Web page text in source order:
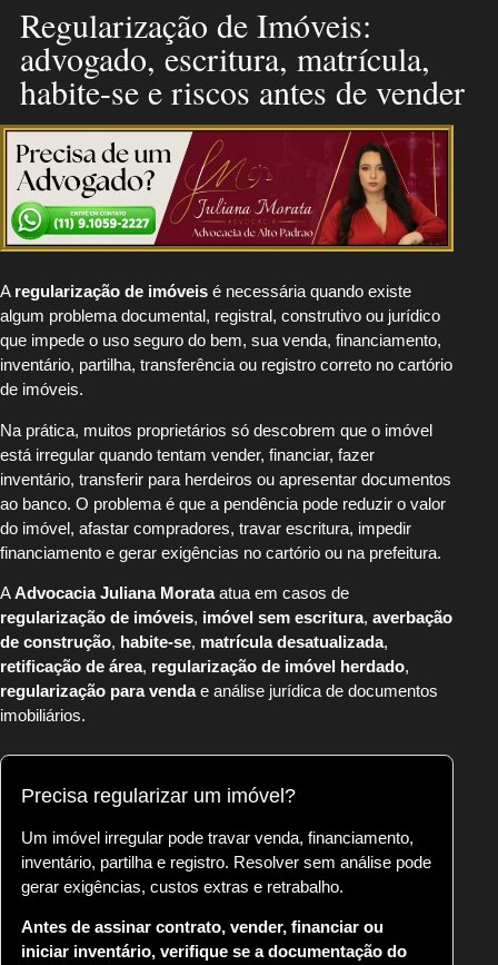
Regularização de Imóveis:
advogado, escritura, matrícula,
habite-se e riscos antes de vender
A regularização de imóveis é necessária quando existe
algum problema documental, registral, construtivo ou jurídico
que impede o uso seguro do bem, sua venda, financiamento,
inventário, partilha, transferência ou registro correto no cartório
de imóveis.
Na prática, muitos proprietários só descobrem que o imóvel
está irregular quando tentam vender, financiar, fazer
inventário, transferir para herdeiros ou apresentar documentos
ao banco. O problema é que a pendência pode reduzir o valor
do imóvel, afastar compradores, travar escritura, impedir
financiamento e gerar exigências no cartório ou na prefeitura.
AAdvocacia Juliana Morataatua em casos de
regularização de imóveis, imóvel sem escritura, averbação
de construção, habite-se, matrícula desatualizada,
retificação de área, regularização de imóvel herdado,
regularização para vendae análise jurídica de documentos
imobiliários.
Precisa regularizar um imóvel?
Um imóvel irregular pode travar venda, financiamento,
inventário, partilha e registro. Resolver sem análise pode
gerar exigências, custos extras e retrabalho.
Antes de assinar contrato, vender, financiar ou
iniciar inventário, verifique se a documentação do